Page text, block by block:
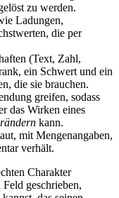
zu werden.
Ladungen,
die per
(Text, Zahl,
ein Schwert und ein
die sie brauchen.
greifen, sodass
das Wirken eines
kann.
mit Mengenangaben,
verhält.
Charakter
geschrieben,